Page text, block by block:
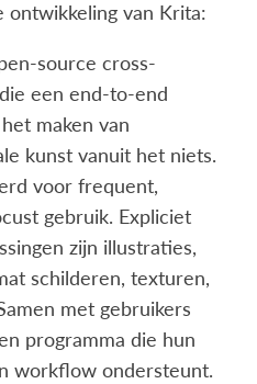
ontwikkeling van Krita:
source cross-
een end-to-end
maken van
kunst vanuit het niets.
voor frequent,
gebruik. Expliciet
zijn illustraties,
schilderen, texturen,
met gebruikers
programma die hun
workflow ondersteunt.